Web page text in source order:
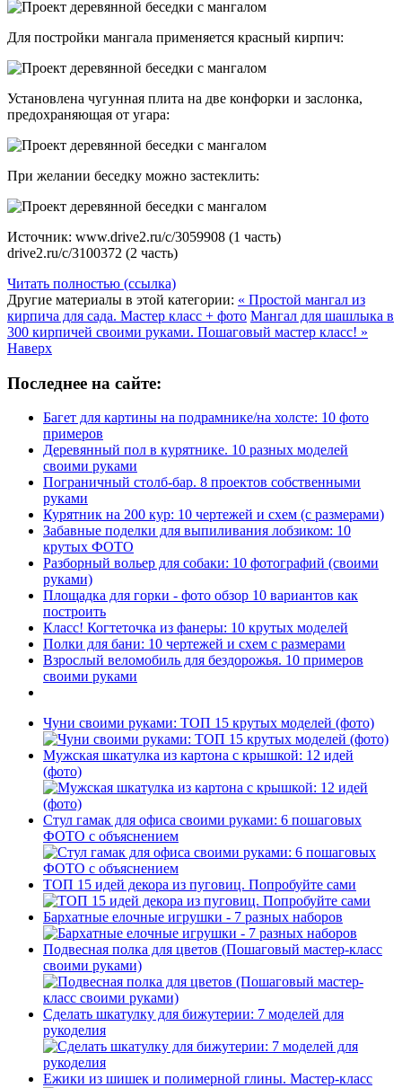
Для постройки мангала применяется красный кирпич:
Установлена чугунная плита на две конфорки и заслонка,
предохраняющая от угара:
При желании беседку можно застеклить:
Источник: www.drive2.ru/c/3059908 (1 часть)
drive2.ru/c/3100372 (2 часть)
Читать полностью (ссылка)
Другие материалы в этой категории: « Простой мангал из
кирпича для сада. Мастер класс + фото Мангал для шашлыка в
300 кирпичей своими руками. Пошаговый мастер класс! »
Наверх
Последнее на сайте:
Багет для картины на подрамнике/на холсте: 10 фото
примеров
Деревянный пол в курятнике. 10 разных моделей
своими руками
Пограничный столб-бар. 8 проектов собственными
руками
Курятник на 200 кур: 10 чертежей и схем (с размерами)
Забавные поделки для выпиливания лобзиком: 10
крутых ФОТО
Разборный вольер для собаки: 10 фотографий (своими
руками)
Площадка для горки - фото обзор 10 вариантов как
построить
Класс! Когтеточка из фанеры: 10 крутых моделей
Полки для бани: 10 чертежей и схем с размерами
Взрослый веломобиль для бездорожья. 10 примеров
своими руками
Чуни своими руками: ТОП 15 крутых моделей (фото)
Мужская шкатулка из картона с крышкой: 12 идей
(фото)
Стул гамак для офиса своими руками: 6 пошаговых
ФОТО с объяснением
ТОП 15 идей декора из пуговиц. Попробуйте сами
Бархатные елочные игрушки - 7 разных наборов
Подвесная полка для цветов (Пошаговый мастер-класс
своими руками)
Сделать шкатулку для бижутерии: 7 моделей для
рукоделия
Ежики из шишек и полимерной глины. Мастер-класс